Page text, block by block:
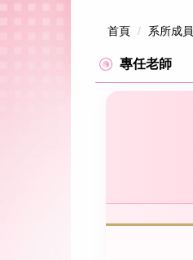
首頁 系所成員
專任老師